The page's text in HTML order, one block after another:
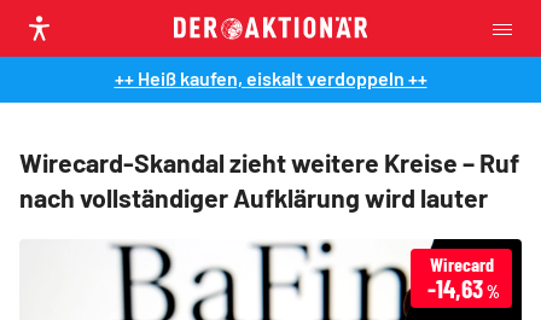
++ Heiß kaufen, eiskalt verdoppeln ++
Wirecard-Skandal zieht weitere Kreise – Ruf
nach vollständiger Aufklärung wird lauter
Wirecard
-14,63%